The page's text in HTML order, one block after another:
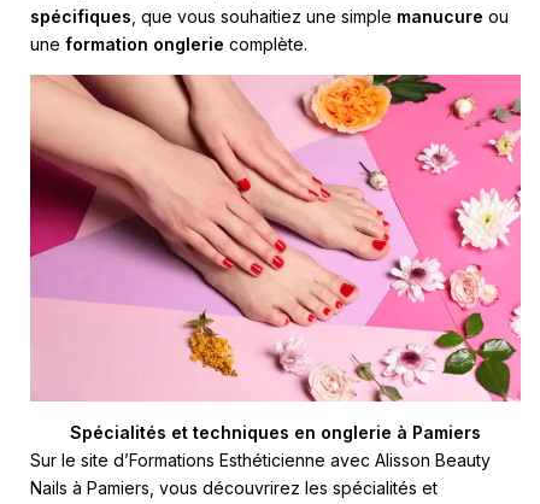
spécifiques , que vous souhaitiez une simple manucure ou
une formation onglerie complète.
Spécialités et techniques en onglerie à Pamiers
Sur le site d’Formations Esthéticienne avec Alisson Beauty
Nails à Pamiers , vous découvrirez les spécialités et